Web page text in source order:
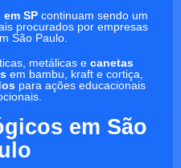
SPcontinuam sendo um
procurados por empresas
São Paulo.
metálicas e canetas
em bambu, kraft e cortiça,
para ações educacionais
em São